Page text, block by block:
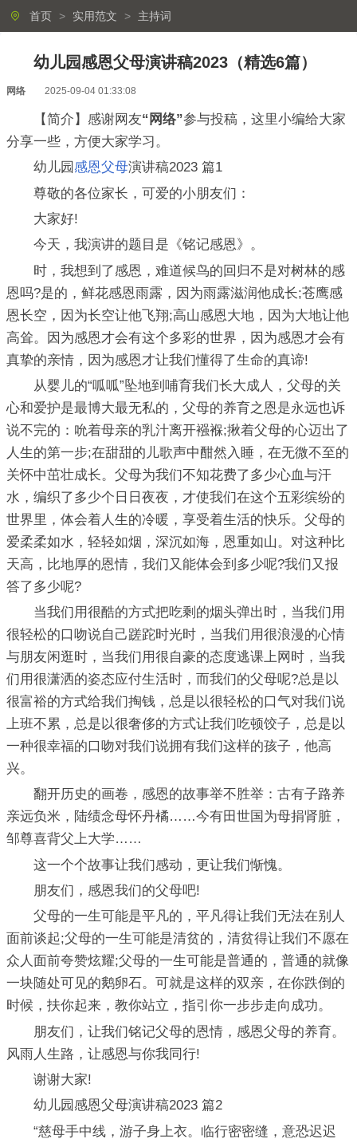
首页 > 实用范文 > 主持词
幼儿园感恩父母演讲稿2023（精选6篇）
网络 2025-09-04 01:33:08
【简介】感谢网友“网络”参与投稿，这里小编给大家
分享一些，方便大家学习。
幼儿园 感恩父母演讲稿2023 篇1
尊敬的各位家长，可爱的小朋友们：
大家好!
今天，我演讲的题目是《铭记感恩》。
时，我想到了感恩，难道候鸟的回归不是对树林的感
恩吗?是的，鲜花感恩雨露，因为雨露滋润他成长;苍鹰感
恩长空，因为长空让他飞翔;高山感恩大地，因为大地让他
高耸。因为感恩才会有这个多彩的世界，因为感恩才会有
真挚的亲情，因为感恩才让我们懂得了生命的真谛!
从婴儿的“呱呱”坠地到哺育我们长大成人，父母的关
心和爱护是最博大最无私的，父母的养育之恩是永远也诉
说不完的：吮着母亲的乳汁离开襁褓;揪着父母的心迈出了
人生的第一步;在甜甜的儿歌声中酣然入睡，在无微不至的
关怀中茁壮成长。父母为我们不知花费了多少心血与汗
水，编织了多少个日日夜夜，才使我们在这个五彩缤纷的
世界里，体会着人生的冷暖，享受着生活的快乐。父母的
爱柔柔如水，轻轻如烟，深沉如海，恩重如山。对这种比
天高，比地厚的恩情，我们又能体会到多少呢?我们又报
答了多少呢?
当我们用很酷的方式把吃剩的烟头弹出时，当我们用
很轻松的口吻说自己蹉跎时光时，当我们用很浪漫的心情
与朋友闲逛时，当我们用很自豪的态度逃课上网时，当我
们用很潇洒的姿态应付生活时，而我们的父母呢?总是以
很富裕的方式给我们掏钱，总是以很轻松的口气对我们说
上班不累，总是以很奢侈的方式让我们吃顿饺子，总是以
一种很幸福的口吻对我们说拥有我们这样的孩子，他高
兴。
翻开历史的画卷，感恩的故事举不胜举：古有子路养
亲远负米，陆绩念母怀丹橘……今有田世国为母捐肾脏，
邹尊喜背父上大学……
这一个个故事让我们感动，更让我们惭愧。
朋友们，感恩我们的父母吧!
父母的一生可能是平凡的，平凡得让我们无法在别人
面前谈起;父母的一生可能是清贫的，清贫得让我们不愿在
众人面前夸赞炫耀;父母的一生可能是普通的，普通的就像
一块随处可见的鹅卵石。可就是这样的双亲，在你跌倒的
时候，扶你起来，教你站立，指引你一步步走向成功。
朋友们，让我们铭记父母的恩情，感恩父母的养育。
风雨人生路，让感恩与你我同行!
谢谢大家!
幼儿园感恩父母演讲稿2023 篇2
“慈母手中线，游子身上衣。临行密密缝，意恐迟迟